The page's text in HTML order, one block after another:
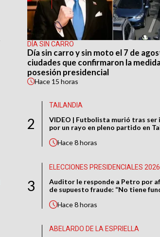
DÍA SIN CARRO
Día sin carro y sin moto el 7 de
ciudades que confirmaron la
posesión presidencial
Hace 15 horas
2
TAILANDIA
VIDEO | Futbolista murió tras ser
por un rayo en pleno partido en
Hace8 horas
3
ELECCIONES PRESIDENCIALES 2026
Auditor le responde a Petro por
de supuesto fraude: “No tiene
Hace8 horas
ABELARDO DE LA ESPRIELLA